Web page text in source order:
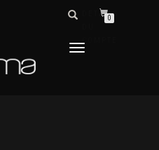
DÉPLIER
DÉTAILS
0